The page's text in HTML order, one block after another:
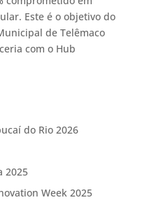
Este é o objetivo do
de Telêmaco
com o Hub
do Rio 2026
2025
Week 2025